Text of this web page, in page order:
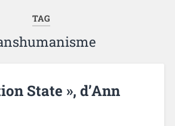
TAG
State », d’Ann